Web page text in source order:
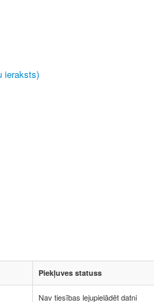
ieraksts)
Piekļuves statuss
Nav tiesības lejupielādēt datni